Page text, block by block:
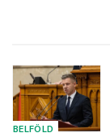
BELFÖLD